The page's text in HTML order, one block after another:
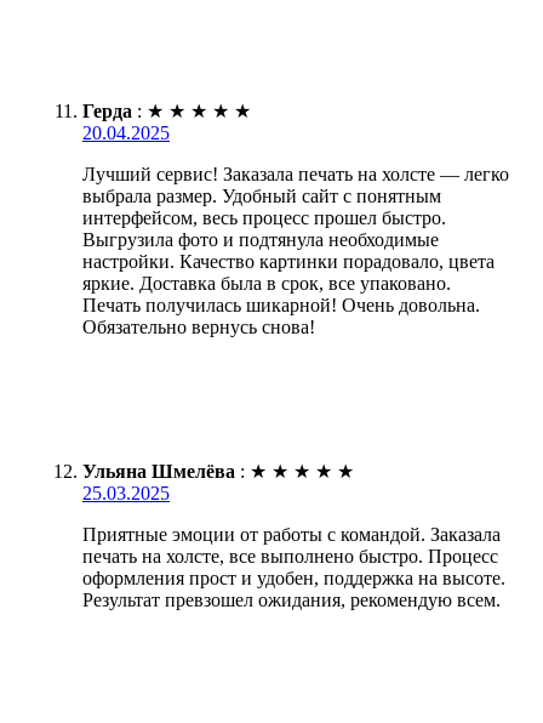
Герда : ★ ★ ★ ★ ★
20.04.2025
Лучший сервис! Заказала печать на холсте — легко
выбрала размер. Удобный сайт с понятным
интерфейсом, весь процесс прошел быстро.
Выгрузила фото и подтянула необходимые
настройки. Качество картинки порадовало, цвета
яркие. Доставка была в срок, все упаковано.
Печать получилась шикарной! Очень довольна.
Обязательно вернусь снова!
Ульяна Шмелёва : ★ ★ ★ ★ ★
25.03.2025
Приятные эмоции от работы с командой. Заказала
печать на холсте, все выполнено быстро. Процесс
оформления прост и удобен, поддержка на высоте.
Результат превзошел ожидания, рекомендую всем.